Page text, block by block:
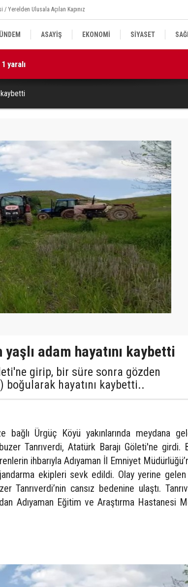
/ Yerelden Ulusala Açılan Kapınız
ASAYİŞ EKONOMİ SİYASET
yaralı
bulundu
kaybetti
adam hayatını kaybetti
girip, bir süre sonra gözden
boğularak hayatını kaybetti..
bağlı Ürgüç Köyü yakınlarında meydana
Tanrıverdi, Atatürk Barajı Göleti'ne girdi.
ihbarıyla Adıyaman İl Emniyet
ekipleri sevk edildi. Olay yerine
Tanrıverdi’nin cansız bedenine ulaştı.
Adıyaman Eğitim ve Araştırma Hastanesi